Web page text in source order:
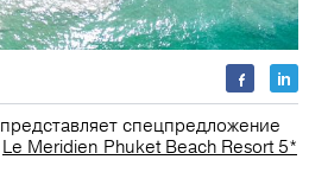
представляет спецпредложение
Le Meridien Phuket Beach Resort 5*